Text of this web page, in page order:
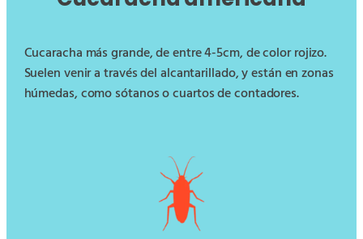
Cucaracha más grande, de entre 4-5cm, de color rojizo.
Suelen venir a través del alcantarillado, y están en zonas
húmedas, como sótanos o cuartos de contadores.